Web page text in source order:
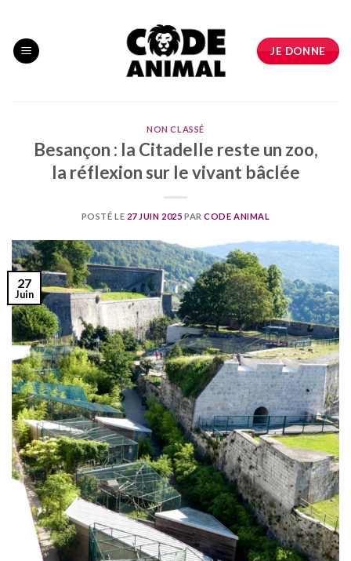
content
JE DONNE
NON CLASSÉ
Besançon : la Citadelle reste un zoo,
la réflexion sur le vivant bâclée
POSTÉ LE 27 JUIN 2025 PARCODE ANIMAL
27
Juin